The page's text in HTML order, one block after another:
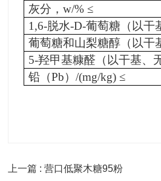
灰分，w/% ≤
1,6-脱水-D-葡萄糖（以干
葡萄糖和山梨糖醇（以干
5-羟甲基糠醛（以干基、
铅（Pb）/(mg/kg) ≤
上一篇 : 营口低聚木糖95粉